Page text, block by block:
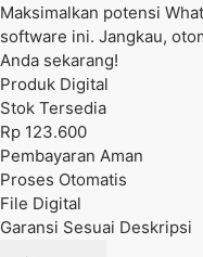
Maksimalkan potensi
software ini. Jangkau,
Anda sekarang!
Produk Digital
Stok Tersedia
Rp 123.600
Pembayaran Aman
Proses Otomatis
File Digital
Garansi Sesuai Deskripsi